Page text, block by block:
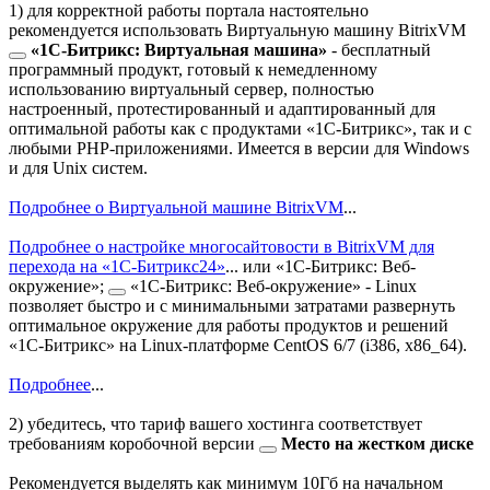
1) для корректной работы портала настоятельно
рекомендуется использовать Виртуальную машину BitrixVM
«1C-Битрикс: Виртуальная машина» - бесплатный
программный продукт, готовый к немедленному
использованию виртуальный сервер, полностью
настроенный, протестированный и адаптированный для
оптимальной работы как с продуктами «1С-Битрикс», так и с
любыми PHP-приложениями. Имеется в версии для Windows
и для Unix систем.
Подробнее о Виртуальной машине BitrixVM...
Подробнее о настройке многосайтовости в BitrixVM для
перехода на «1С-Битрикс24»... или «1С-Битрикс: Веб-
окружение»;
«1С-Битрикс: Веб-окружение» - Linux
позволяет быстро и с минимальными затратами развернуть
оптимальное окружение для работы продуктов и решений
«1С-Битрикс» на Linux-платформе CentOS 6/7 (i386, x86_64).
Подробнее...
2) убедитесь, что тариф вашего хостинга соответствует
требованиям коробочной версии
Место на жестком диске
Рекомендуется выделять как минимум 10Гб на начальном